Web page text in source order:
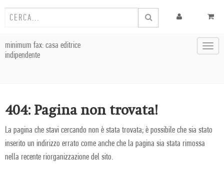
minimum fax: casa editrice
indipendente
404: Pagina non trovata!
La pagina che stavi cercando non è stata trovata; è possibile che sia stato
inserito un indirizzo errato come anche che la pagina sia stata rimossa
nella recente riorganizzazione del sito.